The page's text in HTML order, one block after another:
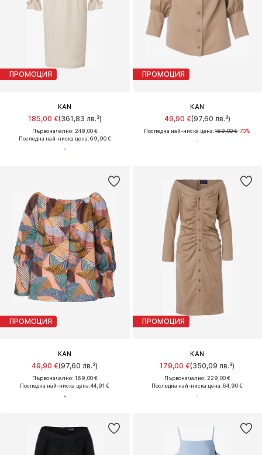
ПРОМОЦИЯ
KAN
185,00 €(361,83 лв.³)
Първоначално: 249,00 €
Последна най-ниска цена:69,90 €
ПРОМОЦИЯ
KAN
49,90 €(97,60 лв.³)
Последна най-ниска цена:169,00 €-70%
ПРОМОЦИЯ
KAN
49,90 €(97,60 лв.³)
Първоначално: 169,00 €
Последна най-ниска цена:44,91 €
ПРОМОЦИЯ
KAN
179,00 €(350,09 лв.³)
Първоначално: 229,00 €
Последна най-ниска цена:64,90 €